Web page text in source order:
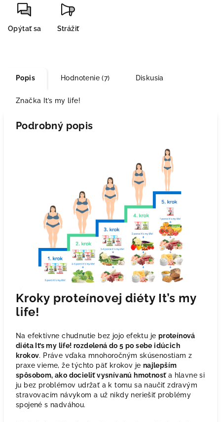
Opýtať sa Strážiť
Popis Hodnotenie (7) Diskusia
Značka It’s my life!
Podrobný popis
Kroky proteínovej diéty It’s my
life!
Na efektívne chudnutie bez jojo efektu je proteínová
diéta It’s my life! rozdelená do 5 po sebe idúcich
krokov. Práve vďaka mnohoročným skúsenostiam z
praxe vieme, že týchto päť krokov je najlepším
spôsobom, ako docieliť vysnívanú hmotnosťa hlavne si
ju bez problémov udržať a k tomu sa naučiť zdravým
stravovacím návykom a už nikdy neriešiť problémy
spojené s nadváhou.